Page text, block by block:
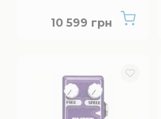
10 599 грнНет в наличии